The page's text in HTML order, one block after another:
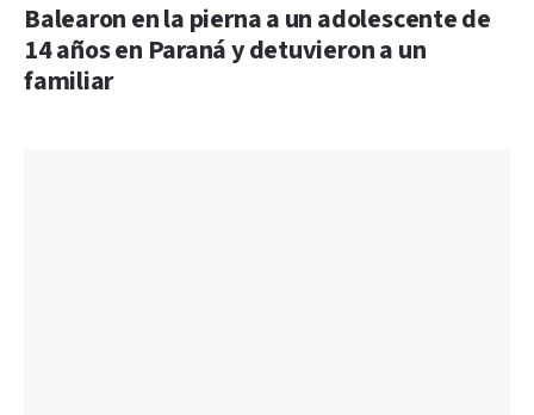
Balearon en la pierna a un adolescente de
14 años en Paraná y detuvieron a un
familiar